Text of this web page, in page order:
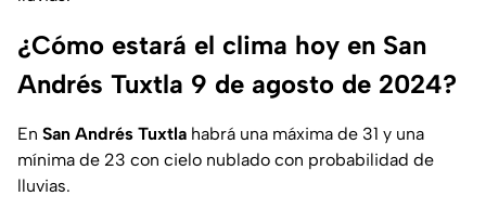
¿Cómo estará el clima hoy en San
Andrés Tuxtla 9 de agosto de 2024?
En San Andrés Tuxtla habrá una máxima de 31 y una
mínima de 23 con cielo nublado con probabilidad de
lluvias.